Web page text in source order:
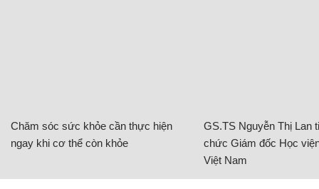
Chăm sóc sức khỏe cần thực hiện
ngay khi cơ thể còn khỏe
GS.TS Nguyễn Thị Lan
chức Giám đốc Học
Việt Nam